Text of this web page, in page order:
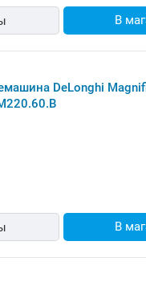
В
DeLonghi
В